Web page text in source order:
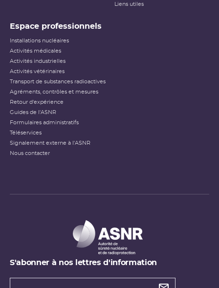
Liens utiles
Espace professionnels
Installations nucléaires
Activités médicales
Activités industrielles
Activités vétérinaires
Transport de substances radioactives
Agréments, contrôles et mesures
Retour d'expérience
Guides de l'ASNR
Formulaires administratifs
Téléservices
Signalement externe à l'ASNR
Nous contacter
S'abonner à nos lettres d'information
Types de